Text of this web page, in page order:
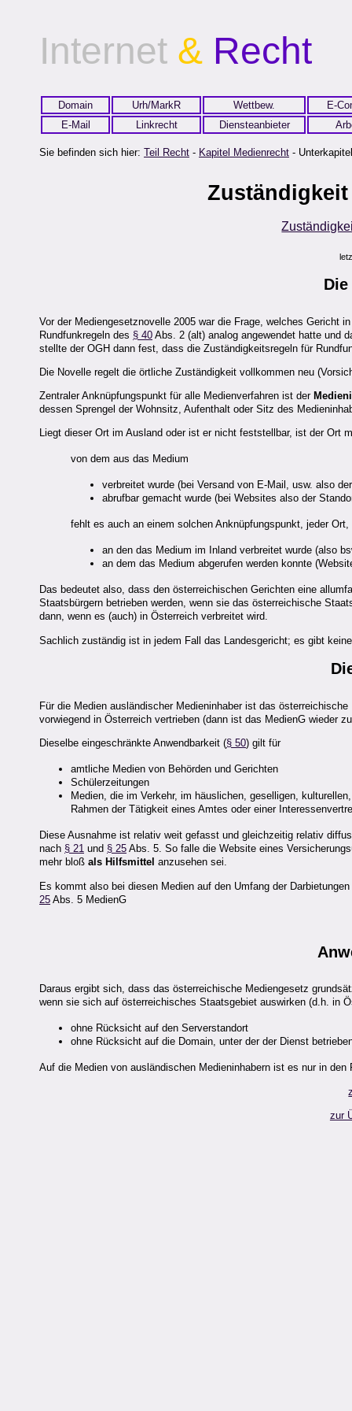
Internet & Recht
Domain Urh/MarkR Wettbew.
E-
E-Mail
Linkrecht Diensteanbieter
Sie befinden sich hier: Teil Recht - Kapitel Medienrecht -
Vor der Mediengesetznovelle 2005 war die Frage, welches Gericht
Rundfunkregeln des § 40 Abs. 2 (alt) analog angewendet hatte und
stellte der OGH dann fest, dass die Zuständigkeitsregeln für
Die Novelle regelt die örtliche Zuständigkeit vollkommen neu
Zentraler Anknüpfungspunkt für alle Medienverfahren ist der
dessen Sprengel der Wohnsitz, Aufenthalt oder Sitz des
Liegt dieser Ort im Ausland oder ist er nicht feststellbar, ist der Ort
von dem aus das Medium
verbreitet wurde (bei Versand von E-Mail, usw. also
abrufbar gemacht wurde (bei Websites also der
fehlt es auch an einem solchen Anknüpfungspunkt, jeder Ort,
an den das Medium im Inland verbreitet wurde (also
an dem das Medium abgerufen werden konnte
Das bedeutet also, dass den österreichischen Gerichten eine
Staatsbürgern betrieben werden, wenn sie das österreichische
dann, wenn es (auch) in Österreich verbreitet wird.
Sachlich zuständig ist in jedem Fall das Landesgericht; es gibt
Für die Medien ausländischer Medieninhaber ist das
vorwiegend in Österreich vertrieben (dann ist das MedienG wieder
Dieselbe eingeschränkte Anwendbarkeit (§ 50) gilt für
amtliche Medien von Behörden und Gerichten
Schülerzeitungen
Medien, die im Verkehr, im häuslichen, geselligen,
Rahmen der Tätigkeit eines Amtes oder einer
Diese Ausnahme ist relativ weit gefasst und gleichzeitig relativ
nach § 21 und § 25 Abs. 5. So falle die Website eines
mehr bloß als Hilfsmittel anzusehen sei.
Es kommt also bei diesen Medien auf den Umfang der
25 Abs. 5 MedienG
Daraus ergibt sich, dass das österreichische Mediengesetz
wenn sie sich auf österreichisches Staatsgebiet auswirken (d.h. in
ohne Rücksicht auf den Serverstandort
ohne Rücksicht auf die Domain, unter der der Dienst
Auf die Medien von ausländischen Medieninhabern ist es nur in
zur